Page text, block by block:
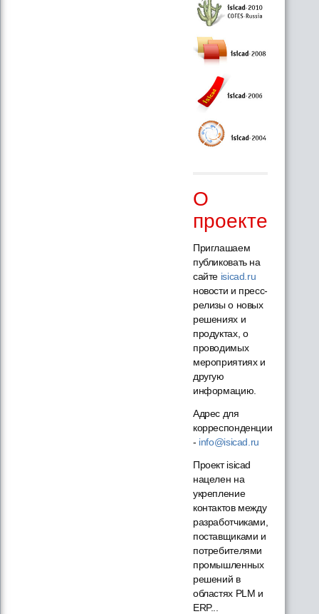
О
проекте
Приглашаем
публиковать на
сайте isicad.ru
новости и пресс-
релизы о новых
решениях и
продуктах, о
проводимых
мероприятиях и
другую
информацию.
Адрес для
корреспонденции
- info@isicad.ru
Проект isicad
нацелен на
укрепление
контактов между
разработчиками,
поставщиками и
потребителями
промышленных
решений в
областях PLM и
ERP...